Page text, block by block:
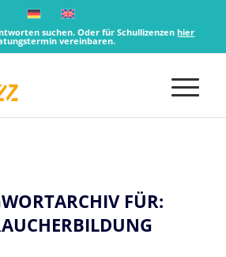
suchen. Oder für Schullizenzenhier
vereinbaren.
FÜR: